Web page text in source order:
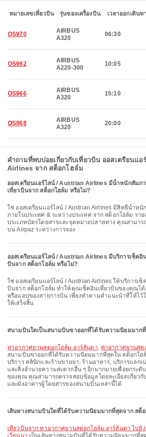
หมายเลขเที่ยวบิน รุ่นของเครื่องบิน เวลาออกเดินท
OS970
AIRBUS
A320
06:30
OS962
AIRBUS
A220-300
10:05
OS966
AIRBUS
A320
15:10
OS968
AIRBUS
A320
20:00
คำถามที่พบบ่อยเกี่ยวกับเที่ยวบิน ออสเตรียนแ
Airlines จาก สต็อกโฮล์ม
ออสเตรียนแอร์ไลน์ / Austrian Airlines มีน้ําหนักสัมภ
เที่ยวบินจาก สต็อกโฮล์ม หรือไม่?
ใช่ ออสเตรียนแอร์ไลน์ / Austrian Airlines มีสิทธิ์น้ำหนักสัมภาระสำหรับเที่ยวบิน
ภายในประเทศ & ระหว่างประเทศ จาก สต็อกโฮล์ม รา
ประเภทบัตรโดยสารและจุดหมายปลายทาง คุณสามาร
บน Airpaz ระหว่างการจอง
ออสเตรียนแอร์ไลน์ / Austrian Airlines มีบริการเช็คอิ
บินจาก สต็อกโฮล์ม หรือไม่?
ใช่ ออสเตรียนแอร์ไลน์ / Austrian Airlines ให้บริการเช็คอินออนไลน์สำหรับเที่ยว
บินจาก สต็อกโฮล์ม ทำให้คุณเช็คอินเที่ยวบินของคุณได้
หรือแอปของสายการบิน เพียงทำตามคำแนะนำที่ให้ไว้
ให้เสร็จสิ้น
สนามบินใดเป็นสนามบินขาออกที่ได้รับความนิยมมาก
ท่าอากาศยานสตอกโฮล์ม อาร์ลันดา, ท่าอากาศยานสต
สนามบินขาออกที่ได้รับความนิยมมากที่สุดใน สต็อกโฮ
บริการ คลินิกและร้านขายยา, ร้านอาหาร, บริการแลกเ
และสิ่งอำนวยความสะดวกอื่น ๆ อีกมากมายเพื่อยกระดั
ของคุณ คุณสามารถตรวจสอบข้อมูลโดยละเอียดเกี่ยว
และผังอาคารผู้โดยสารของสนามบินเหล่านี้ได้
เส้นทางสนามบินใดที่ได้รับความนิยมมากที่สุดจาก สต็
เที่ยวบินจาก ท่าอากาศยานสตอกโฮล์ม อาร์ลันดา ไปยัง ท่าอากาศยานนานาชาติ
เวียนนา เป็นเส้นทางสนามบินที่ได้รับความนิยมมากที่สุ